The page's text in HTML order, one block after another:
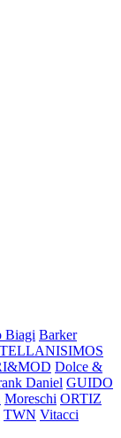
Biagi Barker
Dolce &
Daniel GUIDO
Moreschi ORTIZ
TWN Vitacci